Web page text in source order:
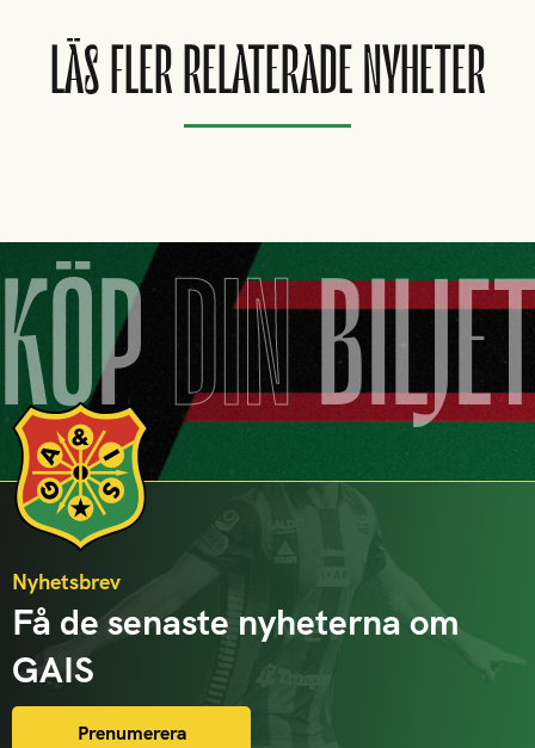
LÄS FLER RELATERADE NYHETER
KÖPDIN
Nyhetsbrev
Få de senaste nyheterna om
GAIS
Prenumerera